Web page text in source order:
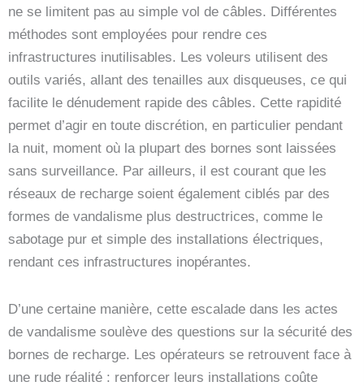
ne se limitent pas au simple vol de câbles. Différentes
méthodes sont employées pour rendre ces
infrastructures inutilisables. Les voleurs utilisent des
outils variés, allant des tenailles aux disqueuses, ce qui
facilite le dénudement rapide des câbles. Cette rapidité
permet d’agir en toute discrétion, en particulier pendant
la nuit, moment où la plupart des bornes sont laissées
sans surveillance. Par ailleurs, il est courant que les
réseaux de recharge soient également ciblés par des
formes de vandalisme plus destructrices, comme le
sabotage pur et simple des installations électriques,
rendant ces infrastructures inopérantes.
D’une certaine manière, cette escalade dans les actes
de vandalisme soulève des questions sur la sécurité des
bornes de recharge. Les opérateurs se retrouvent face à
une rude réalité : renforcer leurs installations coûte